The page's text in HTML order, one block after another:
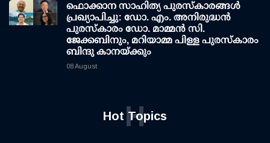
ഫൊക്കാന സാഹിത്യ പുരസ്‌കാരങ്ങള്‍
പ്രഖ്യാപിച്ചു: ഡോ. എം. അനിരുദ്ധന്‍
പുരസ്‌കാരം ഡോ. മാമ്മന്‍ സി.
ജേക്കബിനും, മറിയാമ്മ പിള്ള പുരസ്‌കാരം
ബിന്ദു കാനയ്ക്കും
08 August
Hot Topics
H